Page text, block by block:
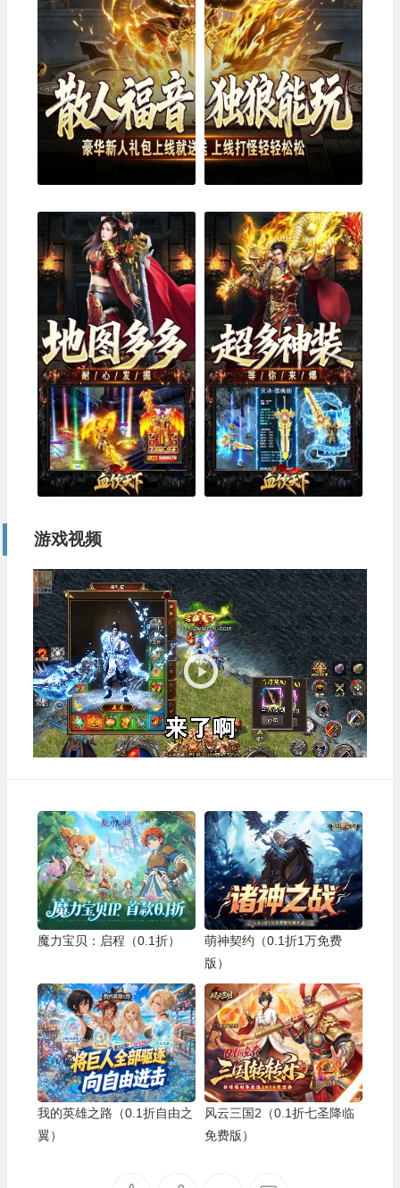
游戏视频
视
频
播
放
器
魔力宝贝：启程（0.1折）
萌神契约（0.1折1万免费
版）
我的英雄之路（0.1折自由之
翼）
风云三国2（0.1折七圣降临
免费版）